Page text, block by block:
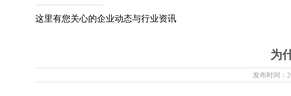
这里有您关心的企业动态与行业资讯
为
发布时间：